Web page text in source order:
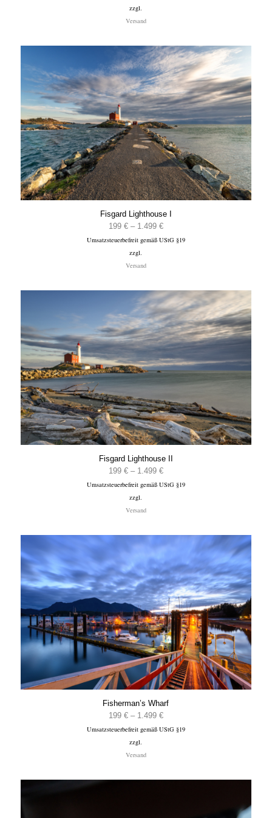
zzgl.
Versand
Fisgard Lighthouse I
199 € – 1.499 €Preisspanne:
199 €
Umsatzsteuerbefreit gemäß UStG §19
zzgl.
Versand
Fisgard Lighthouse II
199 € – 1.499 €Preisspanne:
199 €
Umsatzsteuerbefreit gemäß UStG §19
zzgl.
Versand
Fisherman’s Wharf
199 € – 1.499 €Preisspanne:
199 €
Umsatzsteuerbefreit gemäß UStG §19
zzgl.
Versand